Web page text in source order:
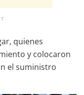
quienes
y colocaron
el suministro